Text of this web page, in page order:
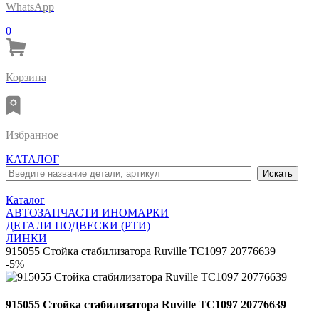
WhatsApp
0
Корзина
Избранное
КАТАЛОГ
Каталог
АВТОЗАПЧАСТИ ИНОМАРКИ
ДЕТАЛИ ПОДВЕСКИ (РТИ)
ЛИНКИ
915055 Стойка стабилизатора Ruville TC1097 20776639
-5%
915055 Стойка стабилизатора Ruville TC1097 20776639